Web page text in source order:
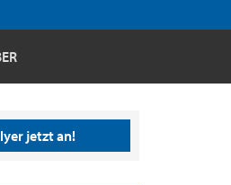
jetzt an!